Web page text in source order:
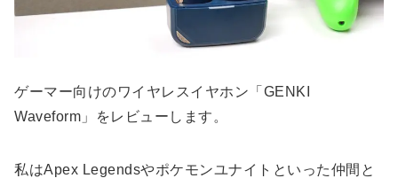
ゲーマー向けのワイヤレスイヤホン「GENKI
Waveform」をレビューします。
私はApex Legendsやポケモンユナイトといった仲間と